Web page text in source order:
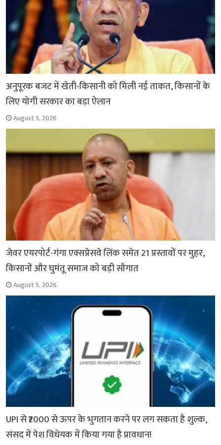
अनुपूरक बजट में खेती-किसानी को मिली नई ताकत, किसानों के
लिए योगी सरकार का बड़ा ऐलान
August 5, 2026
जेवर एयरपोर्ट-गंगा एक्सप्रेसवे लिंक समेत 21 प्रस्तावों पर मुहर,
किसानों और घुमंतू समाज को बड़ी सौगात
August 5, 2026
UPI से ₹2000 से ऊपर के भुगतान करने पर लग सकता है शुल्क,
संसद में पेश विधेयक में किया गया है प्रावधान!